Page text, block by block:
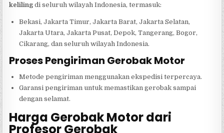
keliling di seluruh wilayah Indonesia, termasuk:
Bekasi, Jakarta Timur, Jakarta Barat, Jakarta Selatan,
Jakarta Utara, Jakarta Pusat, Depok, Tangerang, Bogor,
Cikarang, dan seluruh wilayah Indonesia.
Proses Pengiriman Gerobak Motor
Metode pengiriman menggunakan ekspedisi terpercaya.
Garansi pengiriman untuk memastikan gerobak sampai
dengan selamat.
Harga Gerobak Motor dari
Profesor Gerobak